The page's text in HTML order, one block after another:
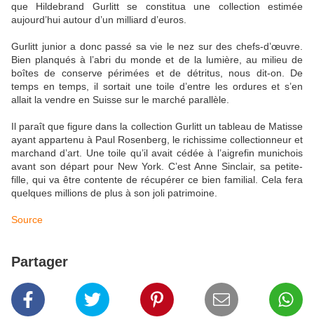
que Hildebrand Gurlitt se constitua une collection estimée
aujourd’hui autour d’un milliard d’euros.
Gurlitt junior a donc passé sa vie le nez sur des chefs-d’œuvre.
Bien planqués à l’abri du monde et de la lumière, au milieu de
boîtes de conserve périmées et de détritus, nous dit-on. De
temps en temps, il sortait une toile d’entre les ordures et s’en
allait la vendre en Suisse sur le marché parallèle.
Il paraît que figure dans la collection Gurlitt un tableau de Matisse
ayant appartenu à Paul Rosenberg, le richissime collectionneur et
marchand d’art. Une toile qu’il avait cédée à l’aigrefin munichois
avant son départ pour New York. C’est Anne Sinclair, sa petite-
fille, qui va être contente de récupérer ce bien familial. Cela fera
quelques millions de plus à son joli patrimoine.
Source
Partager